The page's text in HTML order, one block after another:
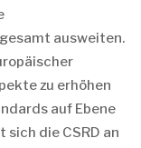
ausweiten.
zu erhöhen
auf Ebene
die CSRD an